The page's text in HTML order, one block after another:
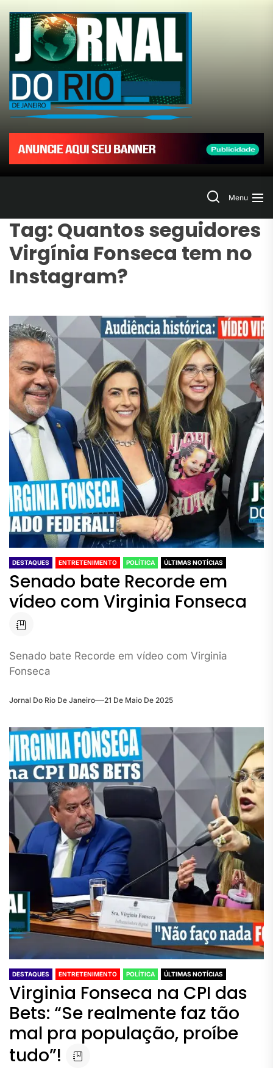
the
content
Jornal
do
Rio
de
SearchMenu
Tag: Quantos seguidores
Virgínia Fonseca tem no
Instagram?
DESTAQUES ENTRETENIMENTO POLÍTICA ÚLTIMAS NOTÍCIAS
Senado bate Recorde em
vídeo com Virginia Fonseca
Senado bate Recorde em vídeo com Virginia
Fonseca
Jornal Do Rio De Janeiro 21 De Maio De 2025
DESTAQUES ENTRETENIMENTO POLÍTICA ÚLTIMAS NOTÍCIAS
Virginia Fonseca na CPI das
Bets: “Se realmente faz tão
mal pra população, proíbe
tudo”!